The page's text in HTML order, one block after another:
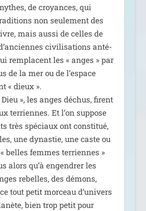
de croyances, qui
non seule­ment des
mais aus­si de celles de
civi­li­sa­tions anté­
rem­placent les « anges » par
de la mer ou de l’espace
« dieux ».
», les anges déchus, firent
ter­riennes. Et l’on sup­pose
très spé­ciaux ont consti­tué,
une dynas­tie, une caste ou
belles femmes ter­riennes »
alors qu’à engen­drer les
rebelles, des démons,
tout petit mor­ceau d’univers
bien trop petit pour